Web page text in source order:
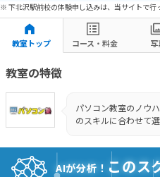
※ 下北沢駅前校の体験申し込みは、当サイトで行
教室トップ コース・料金 写
教室の特徴
パソコン教室のノウ
のスキルに合わせて
AIが分析！ このス